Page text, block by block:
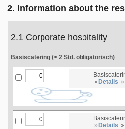
2. Information about the
2.1 Corporate hospitality
Basiscatering (> 2 Std. obligatorisch)
Details
Details